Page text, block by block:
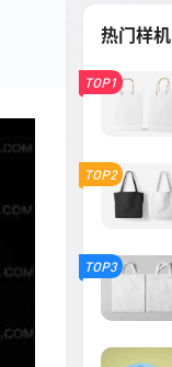
热门样机
TOP1
TOP2
TOP3